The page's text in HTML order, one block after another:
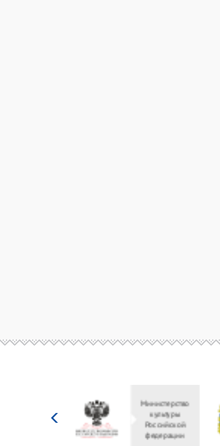
Министерство
культуры
Российской
федерации